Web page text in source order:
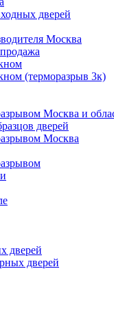
дверей
Москва
(терморазрыв 3к)
Москва и
дверей
Москва
дверей
дверей